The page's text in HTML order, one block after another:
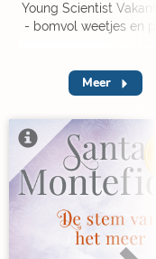
Young Scientist
- bomvol weetjes en
Meer